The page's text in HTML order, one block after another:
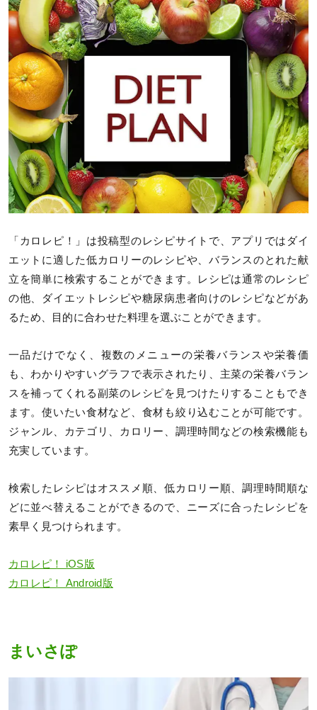
「カロレピ！」は投稿型のレシピサイトで、アプリではダイ
エットに適した低カロリーのレシピや、バランスのとれた献
立を簡単に検索することができます。レシピは通常のレシピ
の他、ダイエットレシピや糖尿病患者向けのレシピなどがあ
るため、目的に合わせた料理を選ぶことができます。
一品だけでなく、複数のメニューの栄養バランスや栄養価
も、わかりやすいグラフで表示されたり、主菜の栄養バラン
スを補ってくれる副菜のレシピを見つけたりすることもでき
ます。使いたい食材など、食材も絞り込むことが可能です。
ジャンル、カテゴリ、カロリー、調理時間などの検索機能も
充実しています。
検索したレシピはオススメ順、低カロリー順、調理時間順な
どに並べ替えることができるので、ニーズに合ったレシピを
素早く見つけられます。
カロレピ！ iOS版
カロレピ！ Android版
まいさぽ